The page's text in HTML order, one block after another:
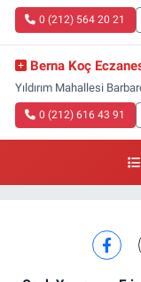
0 (212) 564 20 21
Berna Koç
Yıldırım Mahallesi
0 (212) 616 43 91